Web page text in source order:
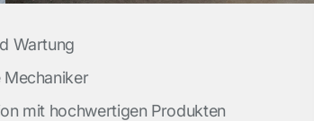
Wartung
mit hochwertigen Produkten